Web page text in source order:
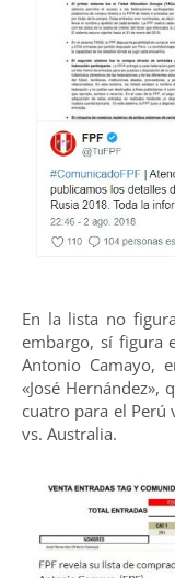
En la lista no
embargo, sí figura
Antonio Camayo,
«José
cuatro para el Perú
vs. Australia.